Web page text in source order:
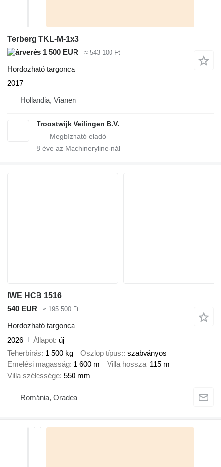
Terberg TKL-M-1x3
1 500 EUR
≈ 543 100 Ft
Hordozható targonca
2017
Hollandia, Vianen
Troostwijk Veilingen B.V.
8 éve az Machineryline-nál
IWE HCB 1516
540 EUR
≈ 195 500 Ft
Hordozható targonca
2026
Állapot új
Teherbírás 1 500 kg Oszlop típus: szabványos
Emelési magasság 1 600 m Villa hossza 115 m
Villa szélessége 550 mm
Románia, Oradea